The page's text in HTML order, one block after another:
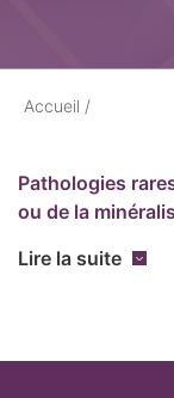
Accueil /
Pathologies
ou de la
Lire la suite